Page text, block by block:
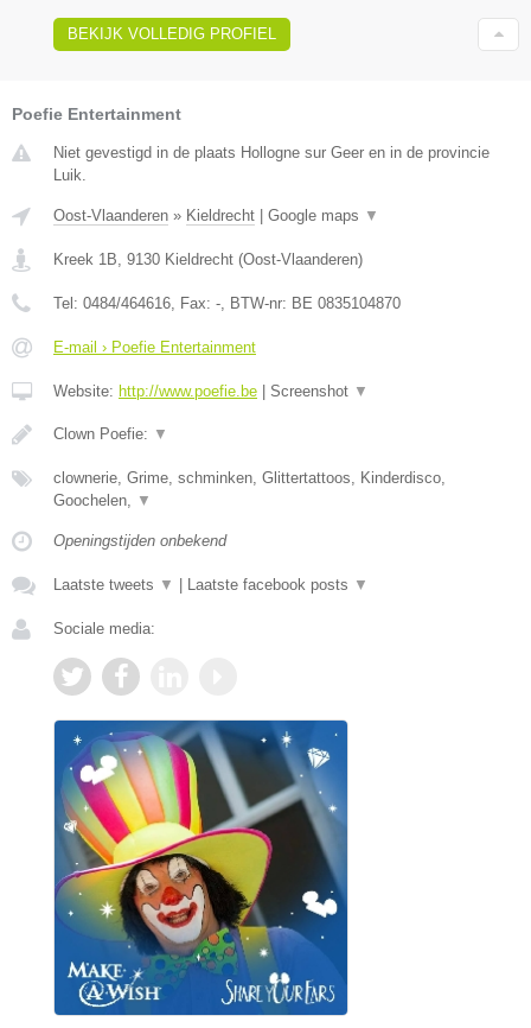
BEKIJK VOLLEDIG PROFIEL
Poefie Entertainment
Niet gevestigd in de plaats Hollogne sur Geer en in de provincie
Luik.
Oost-Vlaanderen » Kieldrecht Google maps ▼
Kreek 1B, 9130 Kieldrecht (Oost-Vlaanderen)
Tel: 0484/464616, Fax: -, BTW-nr: BE 0835104870
E-mail › Poefie Entertainment
Website: http://www.poefie.be Screenshot ▼
Clown Poefie: ▼
clownerie, Grime, schminken, Glittertattoos, Kinderdisco,
Goochelen, ▼
Openingstijden onbekend
Laatste tweets ▼ Laatste facebook posts ▼
Sociale media: